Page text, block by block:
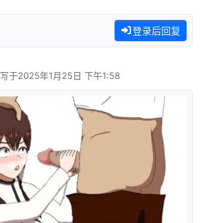
登录后回复
写于2025年1月25日 下午1:58
最后由 编辑